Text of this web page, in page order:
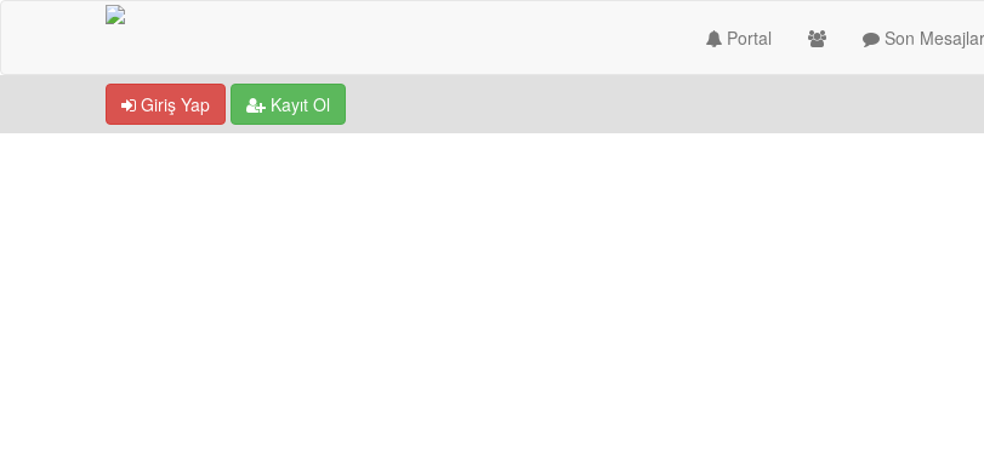
Portal Son Mesajlar
Giriş Yap Kayıt Ol